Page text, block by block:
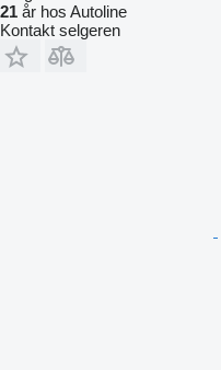
21 år hos Autoline
Kontakt selgeren